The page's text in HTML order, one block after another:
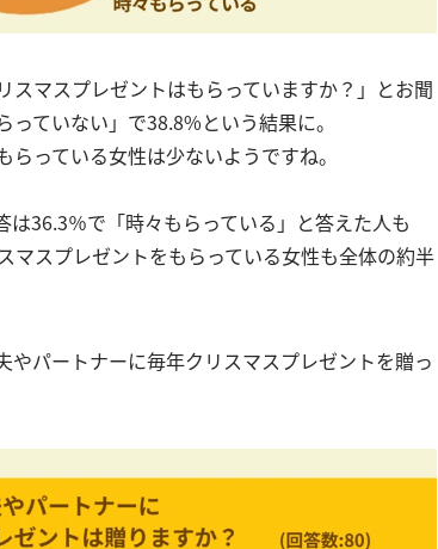
スマスプレゼントはもらっていますか？」とお聞
ていない」で38.8%という結果に。
っている女性は少ないようですね。
36.3％で「時々もらっている」と答えた人も
マスプレゼントをもらっている女性も全体の約半
パートナーに毎年クリスマスプレゼントを贈っ